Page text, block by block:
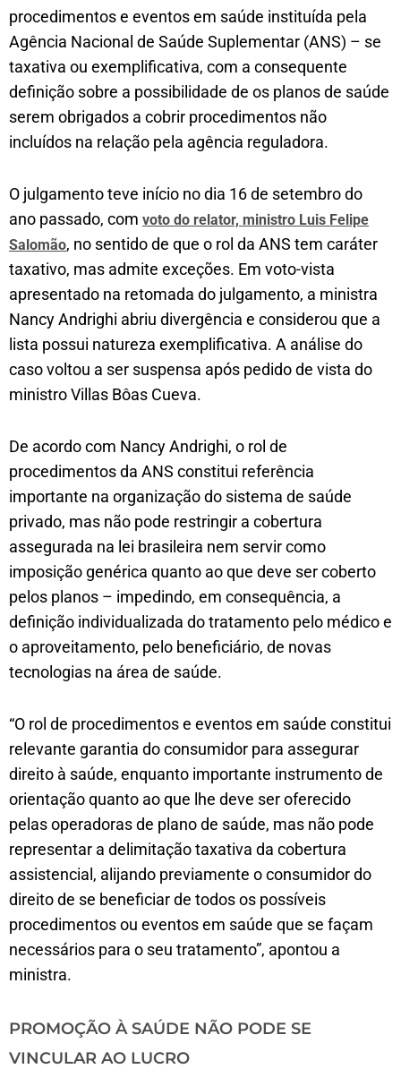
procedimentos e eventos em saúde instituída pela
Agência Nacional de Saúde Suplementar (ANS) – se
taxativa ou exemplificativa, com a consequente
definição sobre a possibilidade de os planos de saúde
serem obrigados a cobrir procedimentos não
incluídos na relação pela agência reguladora.
O julgamento teve início no dia 16 de setembro do
ano passado, com voto do relator, ministro Luis Felipe
Salomão, no sentido de que o rol da ANS tem caráter
taxativo, mas admite exceções. Em voto-vista
apresentado na retomada do julgamento, a ministra
Nancy Andrighi abriu divergência e considerou que a
lista possui natureza exemplificativa. A análise do
caso voltou a ser suspensa após pedido de vista do
ministro Villas Bôas Cueva.
De acordo com Nancy Andrighi, o rol de
procedimentos da ANS constitui referência
importante na organização do sistema de saúde
privado, mas não pode restringir a cobertura
assegurada na lei brasileira nem servir como
imposição genérica quanto ao que deve ser coberto
pelos planos – impedindo, em consequência, a
definição individualizada do tratamento pelo médico e
o aproveitamento, pelo beneficiário, de novas
tecnologias na área de saúde.
“O rol de procedimentos e eventos em saúde constitui
relevante garantia do consumidor para assegurar
direito à saúde, enquanto importante instrumento de
orientação quanto ao que lhe deve ser oferecido
pelas operadoras de plano de saúde, mas não pode
representar a delimitação taxativa da cobertura
assistencial, alijando previamente o consumidor do
direito de se beneficiar de todos os possíveis
procedimentos ou eventos em saúde que se façam
necessários para o seu tratamento”, apontou a
ministra.
PROMOÇÃO À SAÚDE NÃO PODE SE
VINCULAR AO LUCRO